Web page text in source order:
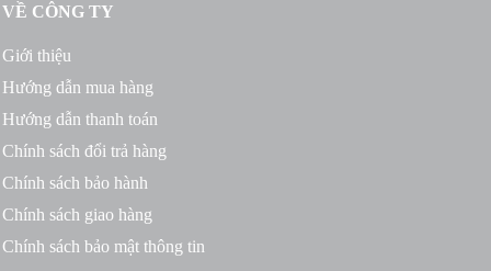
VỀ CÔNG TY
Giới thiệu
Hướng dẫn mua hàng
Hướng dẫn thanh toán
Chính sách đổi trả hàng
Chính sách bảo hành
Chính sách giao hàng
Chính sách bảo mật thông tin